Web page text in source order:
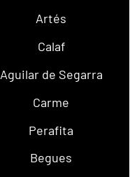
Artés
Calaf
Aguilar de Segarra
Carme
Perafita
Begues